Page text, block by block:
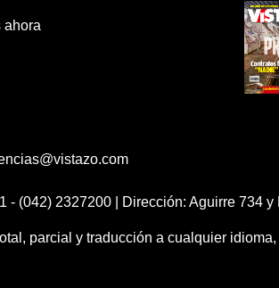
ahora
- (042) 2327200 | Dirección: Aguirre 734 y
parcial y traducción a cualquier